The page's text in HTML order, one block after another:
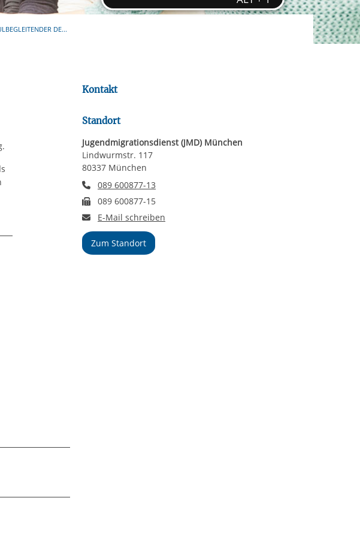
erforderlich zur Bereitstellung
Wiedergabe starten/stoppen
DE...
Kontakt
Standort
Jugendmigrationsdienst (JMD) München
Lindwurmstr. 117
80337 München
Telefonnummer
089 600877-13
Faxnummer
089 600877-15
E-Mail an Jugendmigrationsdienst (JMD) München
E-Mail schreiben
Zum Standort